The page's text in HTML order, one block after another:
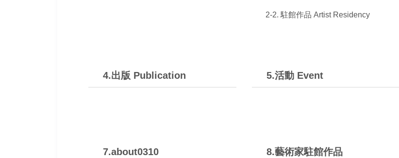
2-2. 駐館作品 Artist Residency
4.出版 Publication 5.活動 Event
7.about0310 8.藝術家駐館作品